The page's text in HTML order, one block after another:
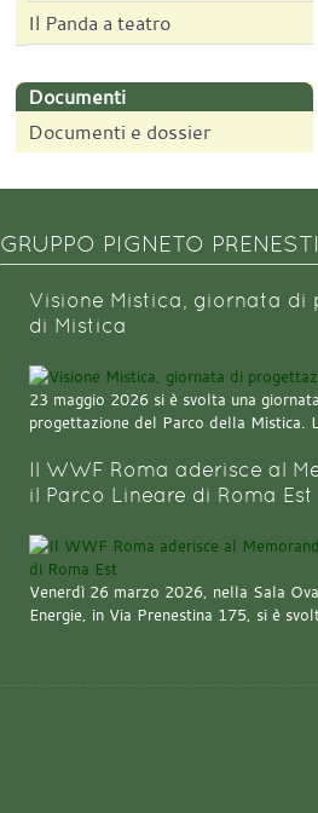
Il Panda a teatro
Documenti
Documenti e dossier
GRUPPO PIGNETO
Visione Mistica, giornata di
di Mistica
23 maggio 2026 si è svolta una
progettazione del Parco della Mistica.
Il WWF Roma aderisce al
il Parco Lineare di Roma Est
Venerdì 26 marzo 2026, nella Sala
Energie, in Via Prenestina 175, si è